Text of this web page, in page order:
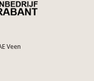
Veen